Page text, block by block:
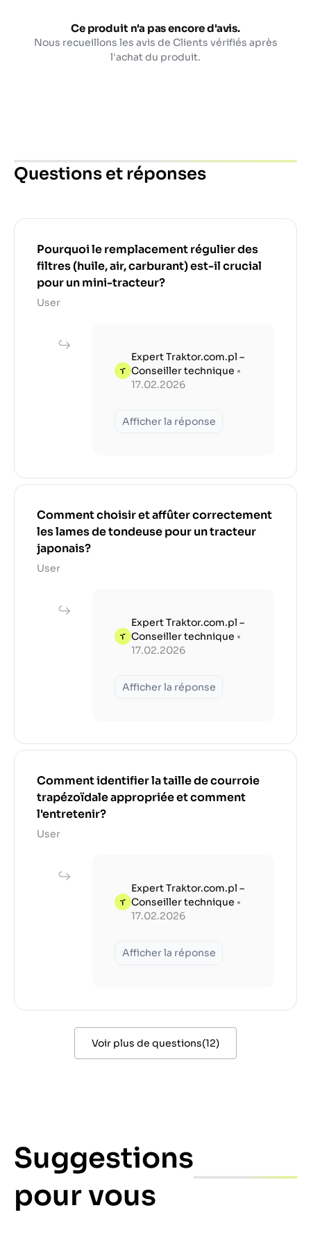
Ce produit n'a pas encore d'avis.
Nous recueillons les avis de Clients vérifiés après
l'achat du produit.
Questions et réponses
Pourquoi le remplacement régulier des
filtres (huile, air, carburant) est-il crucial
pour un mini-tracteur?
User
Expert Traktor.com.pl –
Conseiller technique •
17.02.2026
Afficher la réponse
Comment choisir et affûter correctement
les lames de tondeuse pour un tracteur
japonais?
User
Expert Traktor.com.pl –
Conseiller technique •
17.02.2026
Afficher la réponse
Comment identifier la taille de courroie
trapézoïdale appropriée et comment
l'entretenir?
User
Expert Traktor.com.pl –
Conseiller technique •
17.02.2026
Afficher la réponse
Voir plus de questions(12)
Suggestions
pour vous